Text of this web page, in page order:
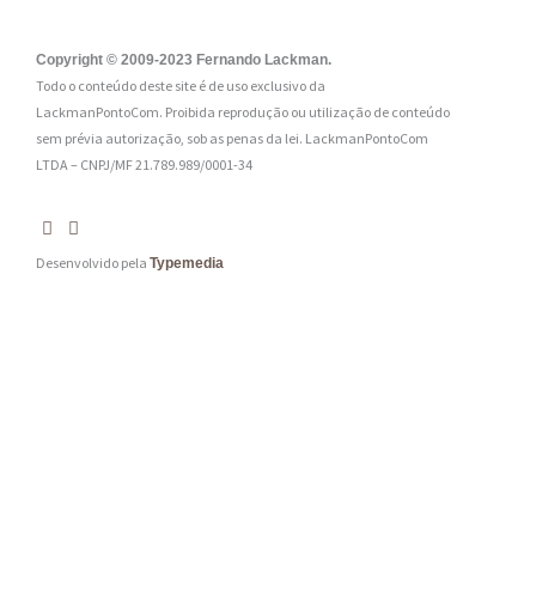
:
*
Copyright © 2009-2023 Fernando Lackman.
Todo o conteúdo deste site é de uso exclusivo da
LackmanPontoCom. Proibida reprodução ou utilização de conteúdo
sem prévia autorização, sob as penas da lei. LackmanPontoCom
LTDA – CNPJ/MF 21.789.989/0001-34
Desenvolvido pela Typemedia